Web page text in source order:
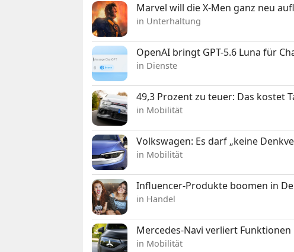
Marvel will die X-Men ganz neu
in Unterhaltung
OpenAI bringt GPT-5.6 Luna für
in Dienste
49,3 Prozent zu teuer: Das kostet
in Mobilität
Volkswagen: Es darf „keine
in Mobilität
Influencer-Produkte boomen in
in Handel
Mercedes-Navi verliert Funktionen
in Mobilität